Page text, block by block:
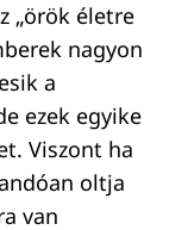
„örök életre
nagyon
a
ezek egyike
Viszont ha
oltja
van